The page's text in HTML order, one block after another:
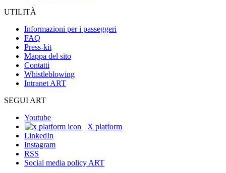
UTILITÀ
Informazioni per i passeggeri
FAQ
Press-kit
Mappa del sito
Contatti
Whistleblowing
Intranet ART
SEGUI ART
Youtube
X platform
LinkedIn
Instagram
RSS
Social media policy ART